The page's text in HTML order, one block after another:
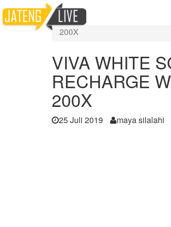
Home
VIVA WHITE SOOTHING
200X
VIVA WHITE
RECHARGE
200X
25 Juli 2019 maya silalahi